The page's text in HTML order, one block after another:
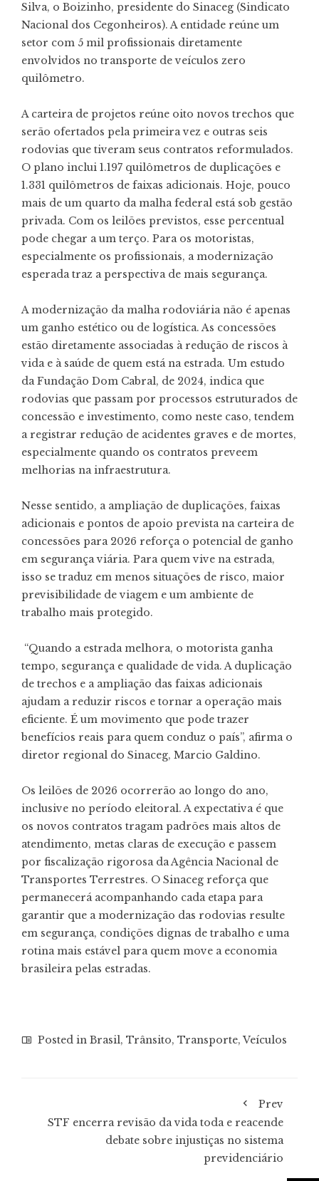
Silva, o Boizinho, presidente do Sinaceg (Sindicato
Nacional dos Cegonheiros). A entidade reúne um
setor com 5 mil profissionais diretamente
envolvidos no transporte de veículos zero
quilômetro.
A carteira de projetos reúne oito novos trechos que
serão ofertados pela primeira vez e outras seis
rodovias que tiveram seus contratos reformulados.
O plano inclui 1.197 quilômetros de duplicações e
1.331 quilômetros de faixas adicionais. Hoje, pouco
mais de um quarto da malha federal está sob gestão
privada. Com os leilões previstos, esse percentual
pode chegar a um terço. Para os motoristas,
especialmente os profissionais, a modernização
esperada traz a perspectiva de mais segurança.
A modernização da malha rodoviária não é apenas
um ganho estético ou de logística. As concessões
estão diretamente associadas à redução de riscos à
vida e à saúde de quem está na estrada. Um estudo
da Fundação Dom Cabral, de 2024, indica que
rodovias que passam por processos estruturados de
concessão e investimento, como neste caso, tendem
a registrar redução de acidentes graves e de mortes,
especialmente quando os contratos preveem
melhorias na infraestrutura.
Nesse sentido, a ampliação de duplicações, faixas
adicionais e pontos de apoio prevista na carteira de
concessões para 2026 reforça o potencial de ganho
em segurança viária. Para quem vive na estrada,
isso se traduz em menos situações de risco, maior
previsibilidade de viagem e um ambiente de
trabalho mais protegido.
“Quando a estrada melhora, o motorista ganha
tempo, segurança e qualidade de vida. A duplicação
de trechos e a ampliação das faixas adicionais
ajudam a reduzir riscos e tornar a operação mais
eficiente. É um movimento que pode trazer
benefícios reais para quem conduz o país”, afirma o
diretor regional do Sinaceg, Marcio Galdino.
Os leilões de 2026 ocorrerão ao longo do ano,
inclusive no período eleitoral. A expectativa é que
os novos contratos tragam padrões mais altos de
atendimento, metas claras de execução e passem
por fiscalização rigorosa da Agência Nacional de
Transportes Terrestres. O Sinaceg reforça que
permanecerá acompanhando cada etapa para
garantir que a modernização das rodovias resulte
em segurança, condições dignas de trabalho e uma
rotina mais estável para quem move a economia
brasileira pelas estradas.
Posted in Brasil, Trânsito, Transporte,Veículos
Prev
STF encerra revisão da vida toda e reacende
debate sobre injustiças no sistema
previdenciário